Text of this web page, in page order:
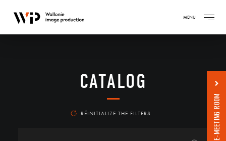
MENU
CATALOG
RÉINITIALIZE THE FILTERS E-MEETING ROOM